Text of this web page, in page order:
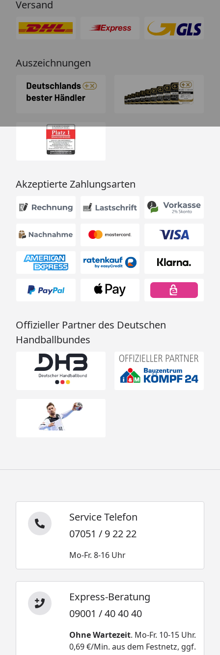
Versand
Auszeichnungen
Akzeptierte Zahlungsarten
Offizieller Partner des Deutschen
Handballbundes
Service Telefon
07051 / 9 22 22
Mo-Fr. 8-16 Uhr
Express-Beratung
09001 / 40 40 40
Ohne Wartezeit. Mo-Fr. 10-15 Uhr.
0,69 €/Min. aus dem Festnetz, ggf.